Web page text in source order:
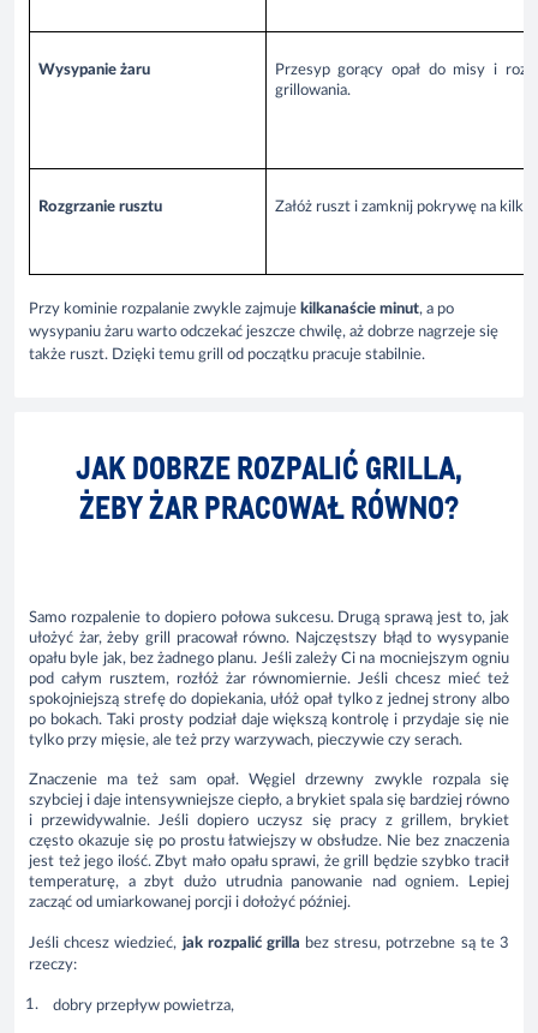
Wysypanie żaru
Przesyp gorący opał do misy i
grillowania.
Rozgrzanie rusztu Załóż ruszt i zamknij pokrywę na kilka
Przy kominie rozpalanie zwykle zajmuje kilkanaście minut, a po
wysypaniu żaru warto odczekać jeszcze chwilę, aż dobrze nagrzeje się
także ruszt. Dzięki temu grill od początku pracuje stabilnie.
JAK DOBRZE ROZPALIĆ GRILLA,
ŻEBY ŻAR PRACOWAŁ RÓWNO?
Samo rozpalenie to dopiero połowa sukcesu. Drugą sprawą jest to, jak
ułożyć żar, żeby grill pracował równo. Najczęstszy błąd to wysypanie
opału byle jak, bez żadnego planu. Jeśli zależy Ci na mocniejszym ogniu
pod całym rusztem, rozłóż żar równomiernie. Jeśli chcesz mieć też
spokojniejszą strefę do dopiekania, ułóż opał tylko z jednej strony albo
po bokach. Taki prosty podział daje większą kontrolę i przydaje się nie
tylko przy mięsie, ale też przy warzywach, pieczywie czy serach.
Znaczenie ma też sam opał. Węgiel drzewny zwykle rozpala się
szybciej i daje intensywniejsze ciepło, a brykiet spala się bardziej równo
i przewidywalnie. Jeśli dopiero uczysz się pracy z grillem, brykiet
często okazuje się po prostu łatwiejszy w obsłudze. Nie bez znaczenia
jest też jego ilość. Zbyt mało opału sprawi, że grill będzie szybko tracił
temperaturę, a zbyt dużo utrudnia panowanie nad ogniem. Lepiej
zacząć od umiarkowanej porcji i dołożyć później.
Jeśli chcesz wiedzieć, jak rozpalić grilla bez stresu, potrzebne są te 3
rzeczy:
dobry przepływ powietrza,